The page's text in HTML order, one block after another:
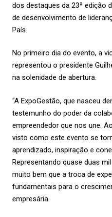
dos destaques da 23ª edição
de desenvolvimento de
País.
No primeiro dia do evento, a
representou o presidente
na solenidade de abertura.
“A ExpoGestão, que nasceu
testemunho do poder da
empreendedor que nos une.
visto como este evento se
aprendizado, inspiração e
Representando quase duas
muito bem que a troca de
fundamentais para o
empresária.